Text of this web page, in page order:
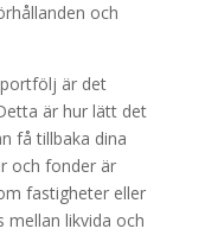
och
är det
är hur lätt det
få tillbaka dina
och fonder är
fastigheter eller
mellan likvida och